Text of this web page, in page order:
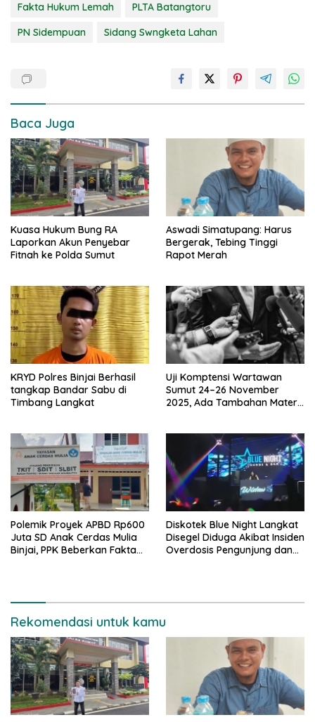
Fakta Hukum Lemah
PLTA Batangtoru
PN Sidempuan
Sidang Swngketa Lahan
Baca Juga
Kuasa Hukum Bung RA
Laporkan Akun Penyebar
Fitnah ke Polda Sumut
Aswadi Simatupang: Harus
Bergerak, Tebing Tinggi
Rapot Merah
KRYD Polres Binjai Berhasil
tangkap Bandar Sabu di
Timbang Langkat
Uji Komptensi Wartawan
Sumut 24–26 November
2025, Ada Tambahan Materi
Polemik Proyek APBD Rp600
Juta SD Anak Cerdas Mulia
Binjai, PPK Beberkan Fakta
Diskotek Blue Night Langkat
Disegel Diduga Akibat Insiden
Overdosis Pengunjung dan
Rekomendasi untuk kamu